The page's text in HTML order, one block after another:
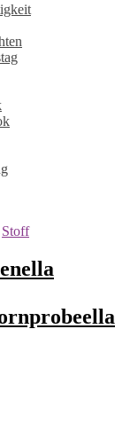
Stoff